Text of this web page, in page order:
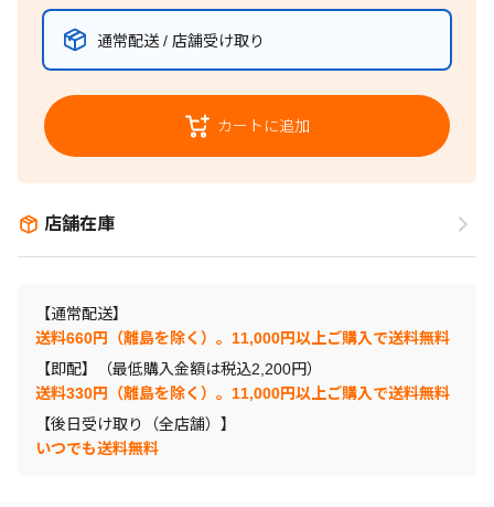
通常配送 / 店舗受け取り
カートに追加
店舗在庫
【通常配送】
送料660円（離島を除く）。11,000円以上ご購入で送料無料
【即配】（最低購入金額は税込2,200円）
送料330円（離島を除く）。11,000円以上ご購入で送料無料
【後日受け取り（全店舗）】
いつでも送料無料